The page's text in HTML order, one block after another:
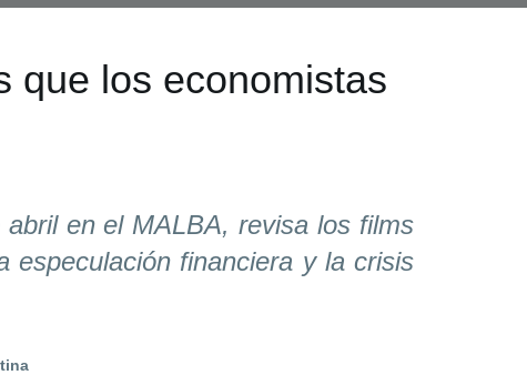
que los economistas
en el MALBA, revisa los films
especulación financiera y la crisis